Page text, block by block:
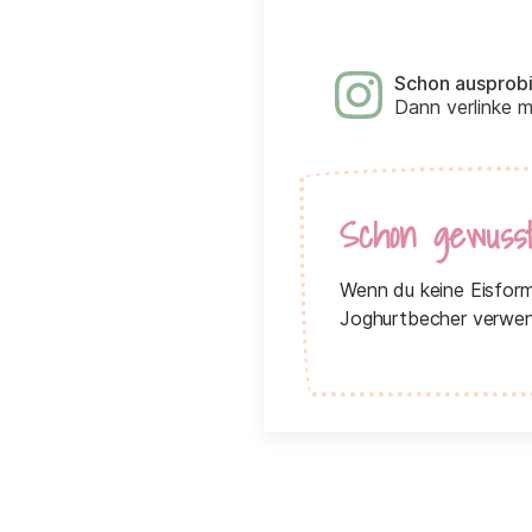
Schon
Dann verlinke
Schon
Wenn du keine
Joghurtbecher